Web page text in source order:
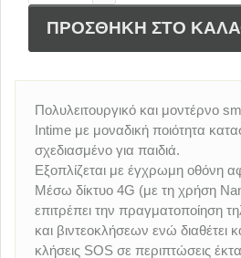
ΠΡΟΣΘΗΚΗ ΣΤΟ
Πολυλειτουργικό και μοντέρνο
Intime με μοναδική ποιότητα
σχεδιασμένο για παιδιά.
Εξοπλίζεται με έγχρωμη οθόνη
Μέσω δίκτυο 4G (με τη χρήση
επιτρέπει την πραγματοποίηση
και βιντεοκλήσεων ενώ διαθέτει
κλήσεις SOS σε περιπτώσεις